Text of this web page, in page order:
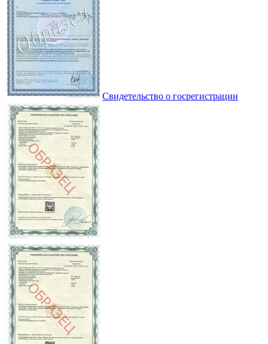
Свидетельство о госрегистрации